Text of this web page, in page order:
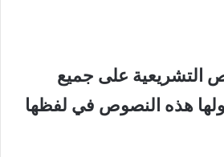
التشريعية على جميع
هذه النصوص في لفظها